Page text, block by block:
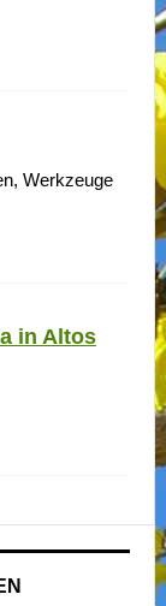
Werkzeuge
in Altos